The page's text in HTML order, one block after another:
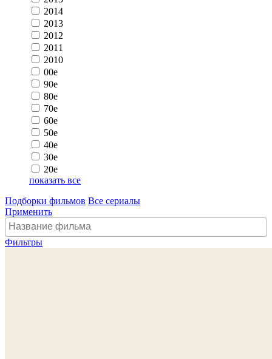
2014
2013
2012
2011
2010
00e
90e
80e
70e
60e
50e
40e
30e
20e
показать все
Подборки фильмов Все сериалы
Применить
Фильтры